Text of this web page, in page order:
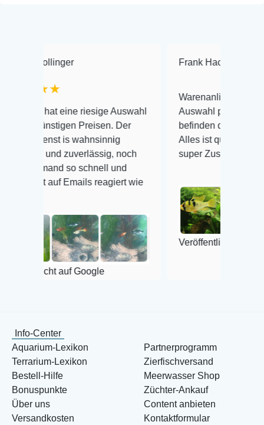
riesige Auswahl
Preisen. Der
is wahnsinnig
zuverlässig, noch
so schnell und
Emails reagiert wie
Google
Frank Hackmayer
Warenanlieferung Top und die
Auswahl plus gesundheitliches
befinden der Fische einwandfrei.
Alles ist quick lebendig und im
super Zustand. Gerne wieder 😃
Veröffentlicht auf Google
Info-Center
Aquarium-Lexikon
Terrarium-Lexikon
Bestell-Hilfe
Bonuspunkte
Über uns
Versandkosten
Partnerprogramm
Zierfischversand
Meerwasser Shop
Züchter-Ankauf
Content anbieten
Kontaktformular